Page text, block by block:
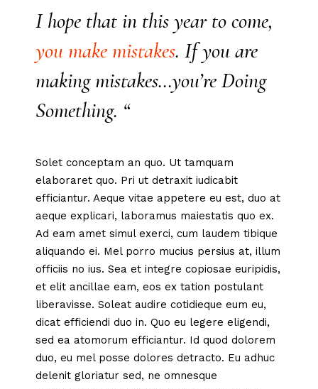
I hope that in this year to come,
you make mistakes. If you are
making mistakes…you’re Doing
Something. “
Solet conceptam an quo. Ut tamquam
elaboraret quo. Pri ut detraxit iudicabit
efficiantur. Aeque vitae appetere eu est, duo at
aeque explicari, laboramus maiestatis quo ex.
Ad eam amet simul exerci, cum laudem tibique
aliquando ei. Mel porro mucius persius at, illum
officiis no ius. Sea et integre copiosae euripidis,
et elit ancillae eam, eos ex tation postulant
liberavisse. Soleat audire cotidieque eum eu,
dicat efficiendi duo in. Quo eu legere eligendi,
sed ea atomorum efficiantur. Id quod dolorem
duo, eu mel posse dolores detracto. Eu adhuc
delenit gloriatur sed, ne omnesque